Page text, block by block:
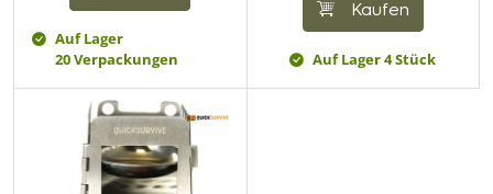
Auf Lager
20 Verpackungen
Kaufen
Auf Lager 4 Stück